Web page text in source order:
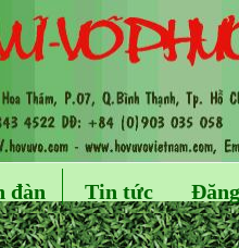
đàn Tin tức